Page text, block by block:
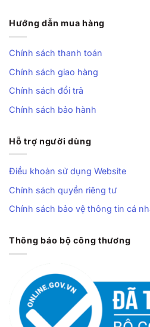
Hướng dẫn mua hàng
Chính sách thanh toán
Chính sách giao hàng
Chính sách đổi trả
Chính sách bảo hành
Hỗ trợ người dùng
Điều khoản sử dụng Website
Chính sách quyền riêng tư
Chính sách bảo vệ thông tin cá
Thông báo bộ công thương